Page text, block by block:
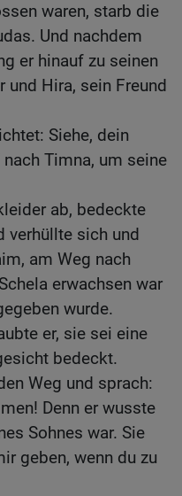
waren, starb die
Und nachdem
er hinauf zu seinen
und Hira, sein Freund
Siehe, dein
Timna, um seine
ab, bedeckte
verhüllte sich und
am Weg nach
erwachsen war
wurde.
er, sie sei eine
bedeckt.
Weg und sprach:
Denn er wusste
Sohnes war. Sie
geben, wenn du zu